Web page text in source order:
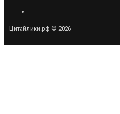
Цитайлики.рф © 2026